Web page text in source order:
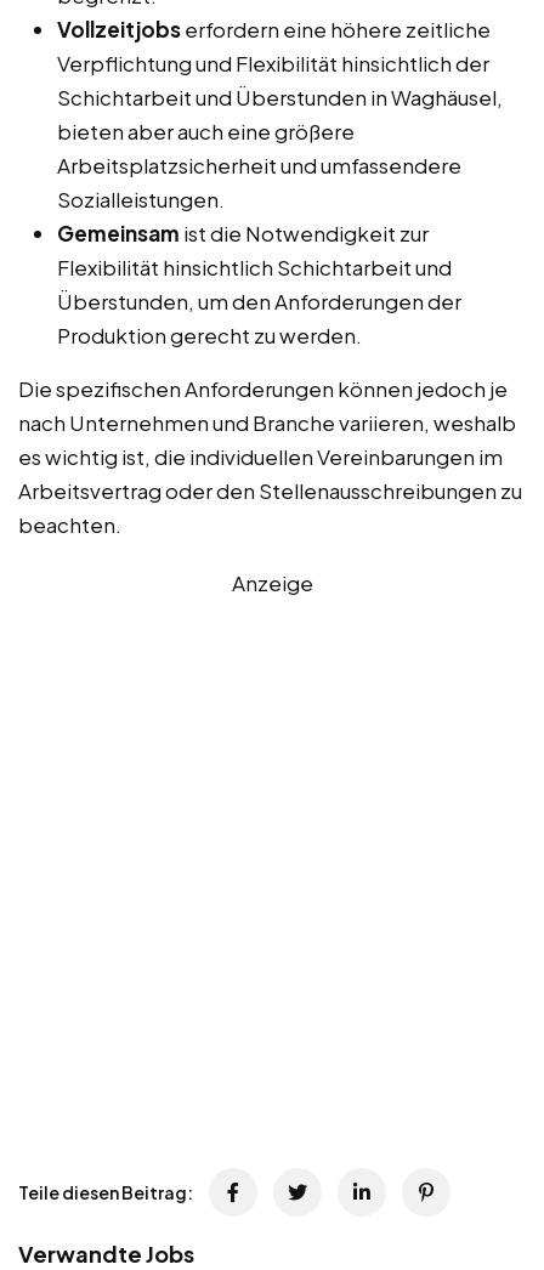
Vollzeitjobserfordern eine höhere zeitliche
Verpflichtung und Flexibilität hinsichtlich der
Schichtarbeit und Überstunden in Waghäusel,
bieten aber auch eine größere
Arbeitsplatzsicherheit und umfassendere
Sozialleistungen.
Gemeinsam ist die Notwendigkeit zur
Flexibilität hinsichtlich Schichtarbeit und
Überstunden, um den Anforderungen der
Produktion gerecht zu werden.
Die spezifischen Anforderungen können jedoch je
nach Unternehmen und Branche variieren, weshalb
es wichtig ist, die individuellen Vereinbarungen im
Arbeitsvertrag oder den Stellenausschreibungen zu
beachten.
Anzeige
Teile diesen Beitrag:
Verwandte Jobs